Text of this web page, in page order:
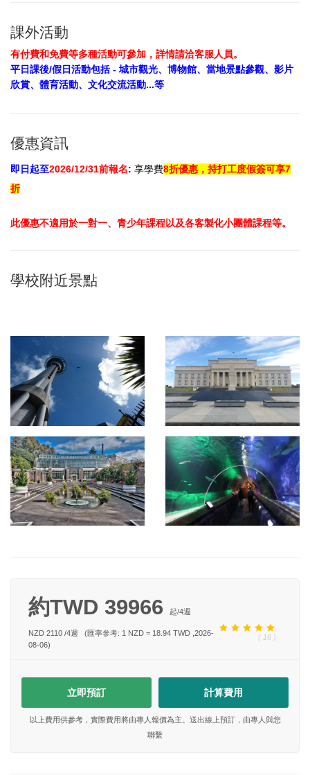
課外活動
有付費和免費等多種活動可參加，詳情請洽客服人員。
平日課後/假日活動包括 - 城市觀光、博物館、當地景點參觀、影片
欣賞、體育活動、文化交流活動...等
優惠資訊
即日起至2026/12/31前報名: 享學費8折優惠，持打工度假簽可享7
折
此優惠不適用於一對一、青少年課程以及各客製化小團體課程等。
學校附近景點
約TWD 39966 起/4週
NZD 2110 /4週 ( 16 )
(匯率參考: 1 NZD = 18.94 TWD ,2026-
08-06)
立即預訂 計算費用
以上費用供參考，實際費用將由專人報價為主。送出線上預訂，由專人與您
聯繫